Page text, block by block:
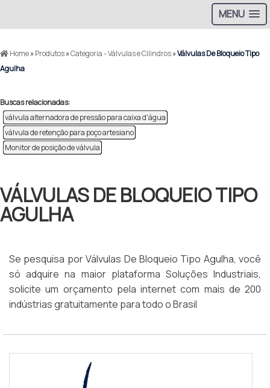
MENU
Home»Produtos»Categoria - Válvulas e Cilindros»Válvulas De Bloqueio Tipo
Agulha
Buscas relacionadas:
válvula alternadora de pressão para caixa d'água
válvula de retenção para poço artesiano
Monitor de posição de válvula
VÁLVULAS DE BLOQUEIO TIPO
AGULHA
Se pesquisa por Válvulas De Bloqueio Tipo Agulha, você
só adquire na maior plataforma Soluções Industriais,
solicite um orçamento pela internet com mais de 200
indústrias gratuitamente para todo o Brasil